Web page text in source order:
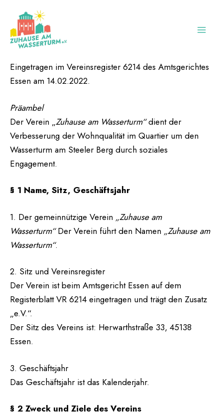
Inhalt
springen
Eingetragen im Vereinsregister 6214 des Amtsgerichtes
Essen am 14.02.2022.
Präambel
Der Verein „Zuhause am Wasserturm“dient der
Verbesserung der Wohnqualität im Quartier um den
Wasserturm am Steeler Berg durch soziales
Engagement.
§ 1 Name, Sitz, Geschäftsjahr
1. Der gemeinnützige Verein „Zuhause am
Wasserturm“Der Verein führt den Namen „Zuhause am
Wasserturm“.
2. Sitz und Vereinsregister
Der Verein ist beim Amtsgericht Essen auf dem
Registerblatt VR 6214 eingetragen und trägt den Zusatz
„e.V.“.
Der Sitz des Vereins ist: Herwarthstraße 33, 45138
Essen.
3. Geschäftsjahr
Das Geschäftsjahr ist das Kalenderjahr.
§ 2 Zweck und Ziele des Vereins